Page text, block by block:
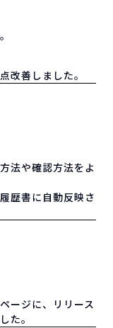
改善しました。
法や確認方法をよ
歴書に自動反映さ
ージに、リリース
た。